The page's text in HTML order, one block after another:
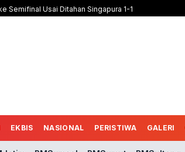
Semifinal Usai Ditahan Singapura 1-1
EKBIS NASIONAL PERISTIWA GALERI